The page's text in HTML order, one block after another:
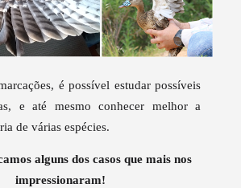
é possível estudar possíveis
e até mesmo conhecer melhor a
de várias espécies.
alguns dos casos que mais nos
impressionaram!